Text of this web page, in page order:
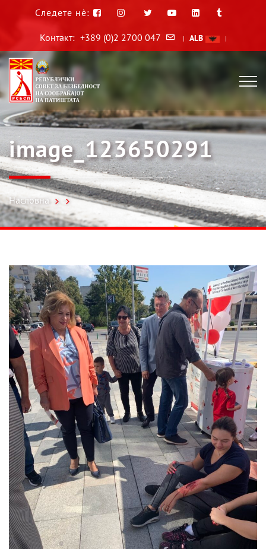
Следете нè:
Контакт: +389 (0)2 2700 047 | ALB |
image_123650291
Насловна